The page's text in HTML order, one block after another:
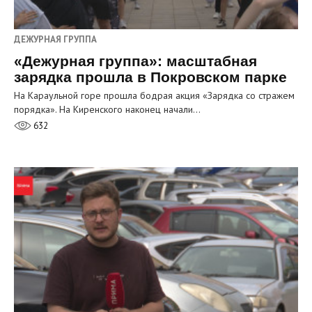
ДЕЖУРНАЯ ГРУППА
«Дежурная группа»: масштабная
зарядка прошла в Покровском парке
На Караульной горе прошла бодрая акция «Зарядка со стражем
порядка». На Киренского наконец начали…
632